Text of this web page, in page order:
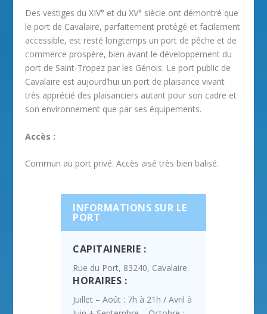
Des vestiges du XIV° et du XV° siècle ont démontré que
le port de Cavalaire, parfaitement protégé et facilement
accessible, est resté longtemps un port de pêche et de
commerce prospère, bien avant le développement du
port de Saint-Tropez par les Génois. Le port public de
Cavalaire est aujourd’hui un port de plaisance vivant
très apprécié des plaisanciers autant pour son cadre et
son environnement que par ses équipements.
Accès :
Commun au port privé. Accès aisé très bien balisé.
INFORMATIONS SUR LE
PORT
CAPITAINERIE :
Rue du Port, 83240, Cavalaire.
HORAIRES :
Juillet – Août : 7h à 21h / Avril à